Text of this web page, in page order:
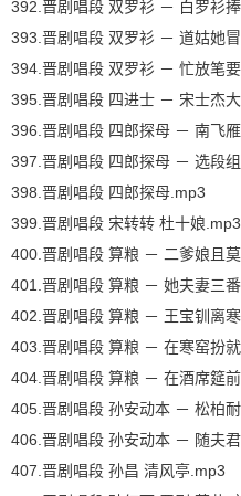
392.晋剧唱段 双罗衫 － 白罗衫
393.晋剧唱段 双罗衫 － 道姑她
394.晋剧唱段 双罗衫 － 忙放笔
395.晋剧唱段 四进士 － 宋士杰
396.晋剧唱段 四郎探母 － 南飞
397.晋剧唱段 四郎探母 － 选段
398.晋剧唱段 四郎探母.mp3
399.晋剧唱段 宋转转 杜十娘.mp3
400.晋剧唱段 算粮 － 二爹娘且
401.晋剧唱段 算粮 － 她夫妻三
402.晋剧唱段 算粮 － 王宝钏离
403.晋剧唱段 算粮 － 在寒窑扮
404.晋剧唱段 算粮 － 在酒席筵
405.晋剧唱段 孙安动本 － 松柏
406.晋剧唱段 孙安动本 － 随夫
407.晋剧唱段 孙昌 清风亭.mp3